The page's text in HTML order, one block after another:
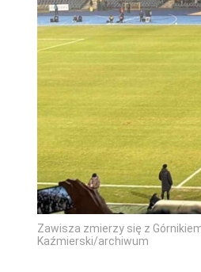
Zawisza zmierzy się z
Kaźmierski/archiwum